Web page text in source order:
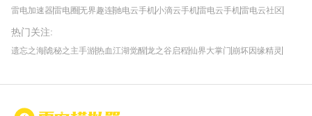
雷电加速器雷电圈无界趣连驰电云手机小滴云手机雷电云手机雷电云社区
我爱vr网华军软件园
热门关注:
遗忘之海诡秘之主手游热血江湖觉醒龙之谷启程仙界大掌门 崩坏因缘精灵
首页